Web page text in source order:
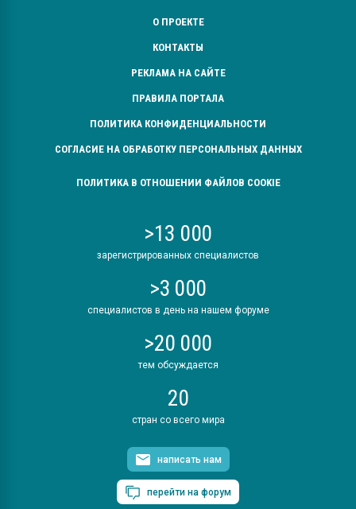
О ПРОЕКТЕ
КОНТАКТЫ
РЕКЛАМА НА САЙТЕ
ПРАВИЛА ПОРТАЛА
ПОЛИТИКА КОНФИДЕНЦИАЛЬНОСТИ
СОГЛАСИЕ НА ОБРАБОТКУ ПЕРСОНАЛЬНЫХ ДАННЫХ
ПОЛИТИКА В ОТНОШЕНИИ ФАЙЛОВ COOKIE
>13 000
зарегистрированных специалистов
>3 000
специалистов в день на нашем форуме
>20 000
тем обсуждается
20
стран со всего мира
написать нам
перейти на форум